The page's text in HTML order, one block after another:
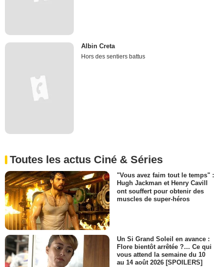
Albin Creta
Hors des sentiers battus
Toutes les actus Ciné & Séries
"Vous avez faim tout le temps" :
Hugh Jackman et Henry Cavill
ont souffert pour obtenir des
muscles de super-héros
Un Si Grand Soleil en avance :
Flore bientôt arrêtée ?… Ce qui
vous attend la semaine du 10
au 14 août 2026 [SPOILERS]